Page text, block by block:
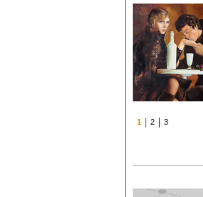
1 2
3